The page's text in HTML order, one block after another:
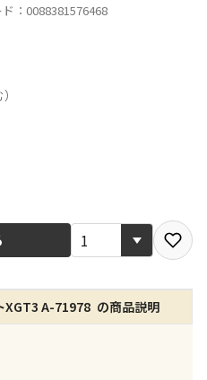
：0088381576468
て同じ店舗での受取となりま
XGT3 A-71978 の商品説明